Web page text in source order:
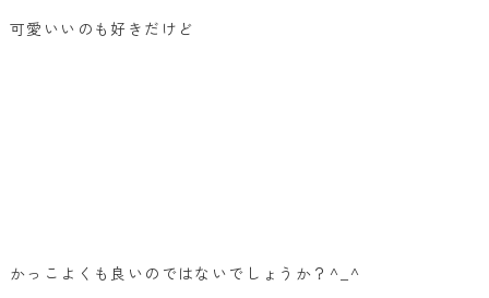
可愛いいのも好きだけど
かっこよくも良いのではないでしょうか？^_^